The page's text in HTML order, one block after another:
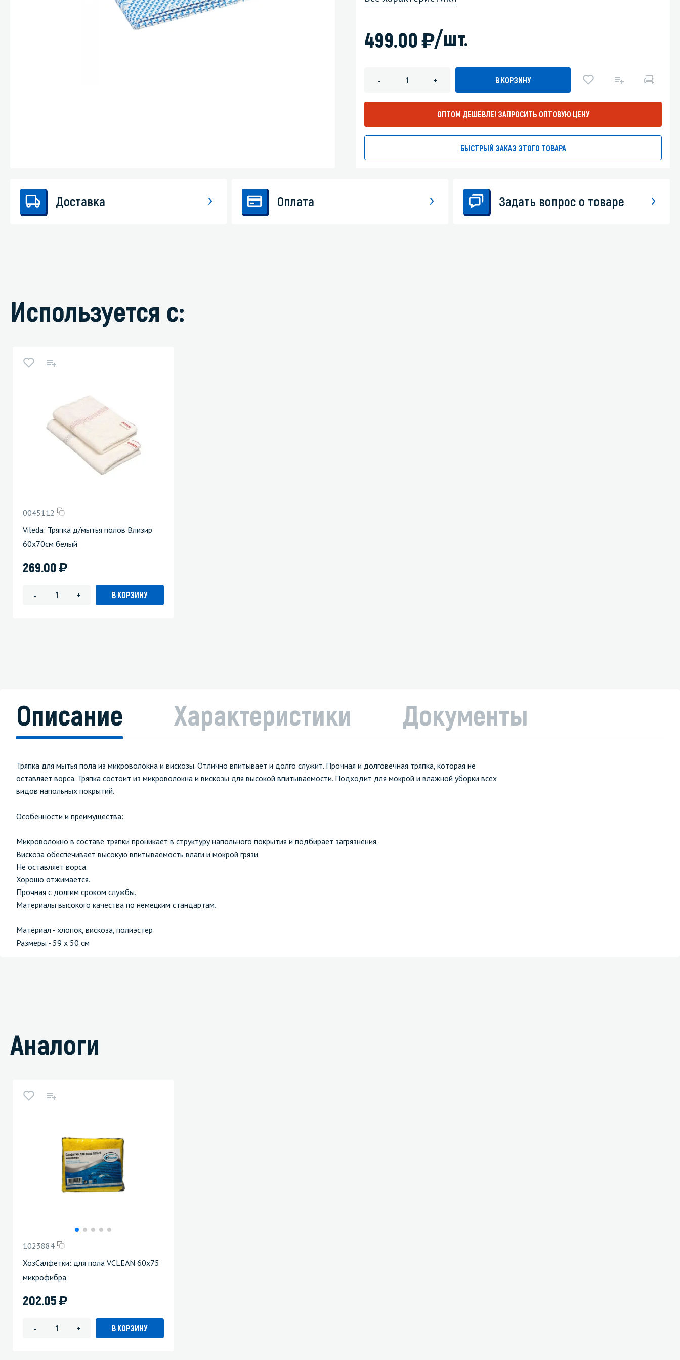
Стекла и зеркала
Личная гигиена
499.00)/шт.
- + В КОРЗИНУ
ОПТОМ ДЕШЕВЛЕ! ЗАПРОСИТЬ ОПТОВУЮ ЦЕНУ
БЫСТРЫЙ ЗАКАЗ ЭТОГО ТОВАРА
Доставка Оплата Задать вопрос о товаре
Используется с:
0045112
Vileda: Тряпка д/мытья полов Влизир
60х70см белый
269.00)
- + В КОРЗИНУ
Описание Характеристики Документы
Тряпка для мытья пола из микроволокна и вискозы. Отлично впитывает и долго служит. Прочная и долговечная тряпка, которая не
оставляет ворса. Тряпка состоит из микроволокна и вискозы для высокой впитываемости. Подходит для мокрой и влажной уборки всех
видов напольных покрытий.
Особенности и преимущества:
Микроволокно в составе тряпки проникает в структуру напольного покрытия и подбирает загрязнения.
Вискоза обеспечивает высокую впитываемость влаги и мокрой грязи.
Не оставляет ворса.
Хорошо отжимается.
Прочная с долгим сроком службы.
Материалы высокого качества по немецким стандартам.
Материал - хлопок, вискоза, полиэстер
Размеры - 59 х 50 см
Аналоги
1023884
ХозСалфетки: для пола VCLEAN 60х75
микрофибра
202.05)
- + В КОРЗИНУ